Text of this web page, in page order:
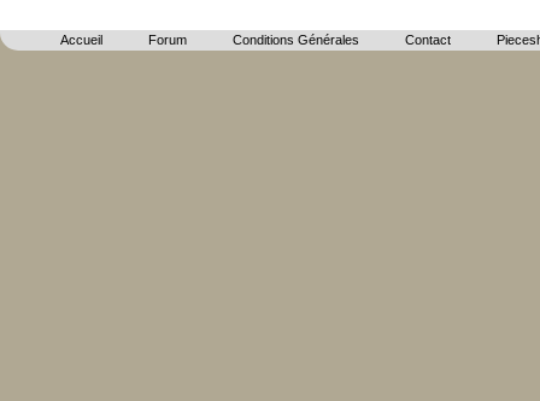
Accueil Forum Conditions Générales Contact